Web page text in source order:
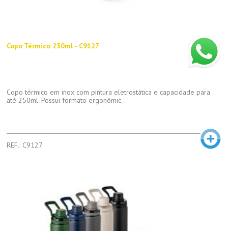
Copo Térmico 250ml - C9127
Copo térmico em inox com pintura eletrostática e capacidade para
até 250ml. Possui formato ergonômic...
REF.: C9127